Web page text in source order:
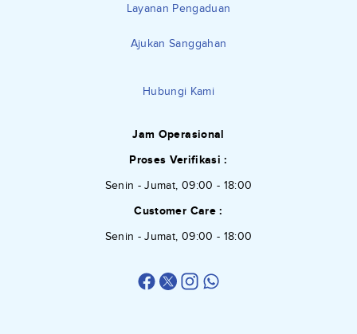
Layanan Pengaduan
Ajukan Sanggahan
Hubungi Kami
Jam Operasional
Proses Verifikasi :
Senin - Jumat, 09:00 - 18:00
Customer Care :
Senin - Jumat, 09:00 - 18:00